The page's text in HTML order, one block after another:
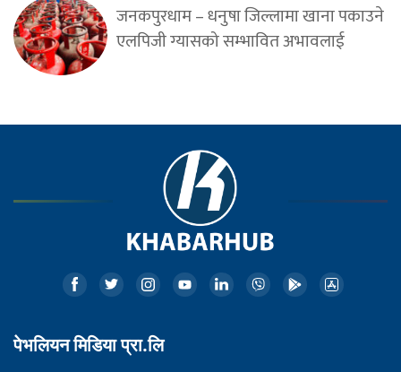
जनकपुरधाम – धनुषा जिल्लामा खाना पकाउने
एलपिजी ग्यासको सम्भावित अभावलाई
पेभलियन मिडिया प्रा.लि